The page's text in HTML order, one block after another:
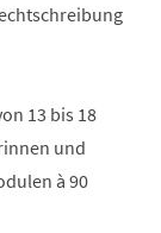
13 bis 18
und
à 90